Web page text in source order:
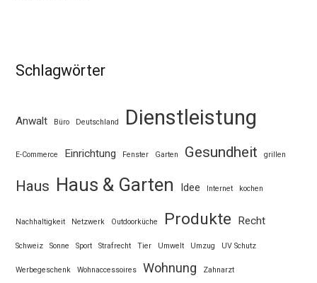
Schlagwörter
Anwalt Büro Deutschland Dienstleistung
E-Commerce Einrichtung Fenster Garten Gesundheit grillen
Haus Haus & Garten Idee Internet kochen
Nachhaltigkeit Netzwerk Outdoorküche Produkte Recht
Schweiz Sonne Sport Strafrecht Tier Umwelt Umzug UV Schutz
Werbegeschenk Wohnaccessoires Wohnung Zahnarzt